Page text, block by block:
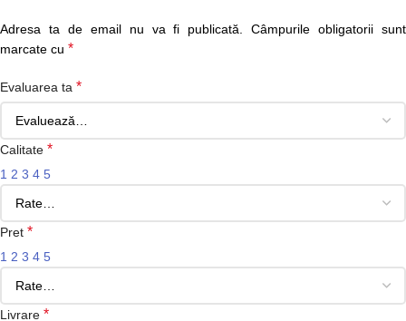
Adresa ta de email nu va fi publicată.
Câmpurile obligatorii sunt
marcate cu *
Evaluarea ta *
Calitate *
1 2 3 4 5
Pret *
1 2 3 4 5
Livrare *